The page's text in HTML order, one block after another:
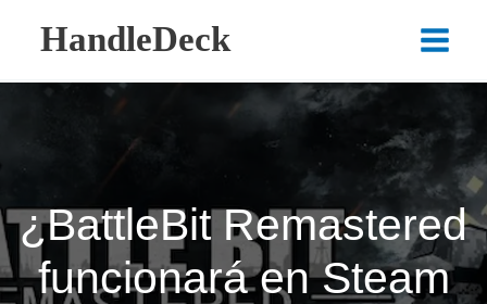
contenido
HandleDeck
Main
Menu
¿BattleBit Remastered
funcionará en Steam